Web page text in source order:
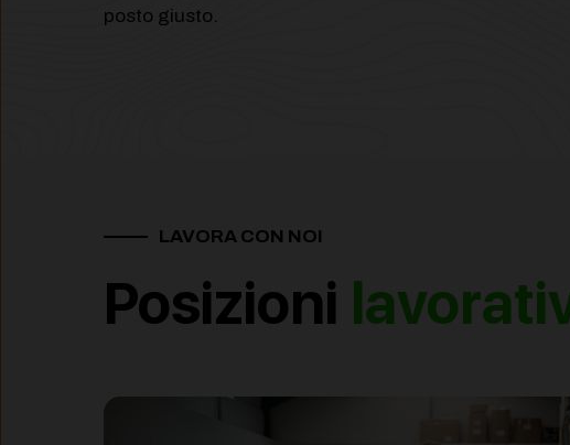
posto giusto.
LAVORA CON NOI
Posizioni